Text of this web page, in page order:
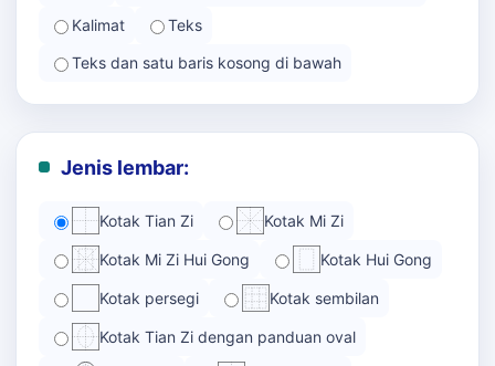
Kalimat
Teks
Teks dan satu baris kosong di bawah
Jenis lembar:
Kotak Tian Zi Kotak Mi Zi
Kotak Mi Zi Hui Gong Kotak Hui Gong
Kotak persegi Kotak sembilan
Kotak Tian Zi dengan panduan oval